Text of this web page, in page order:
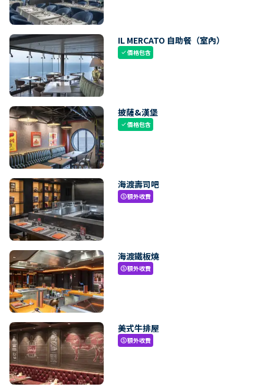
IL MERCATO 自助餐（室內）
check價格包含
披薩&漢堡
check價格包含
海渡壽司吧
paid額外收費
海渡鐵板燒
paid額外收費
美式牛排屋
paid額外收費